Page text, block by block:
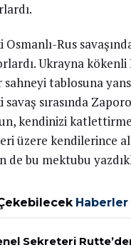
Osmanlı-Rus
Ukrayna kökenli
sahneyi tablosuna
savaş sırasında
kendinizi
üzere kendilerince
de bu mektubu
Haberler
Sekreteri